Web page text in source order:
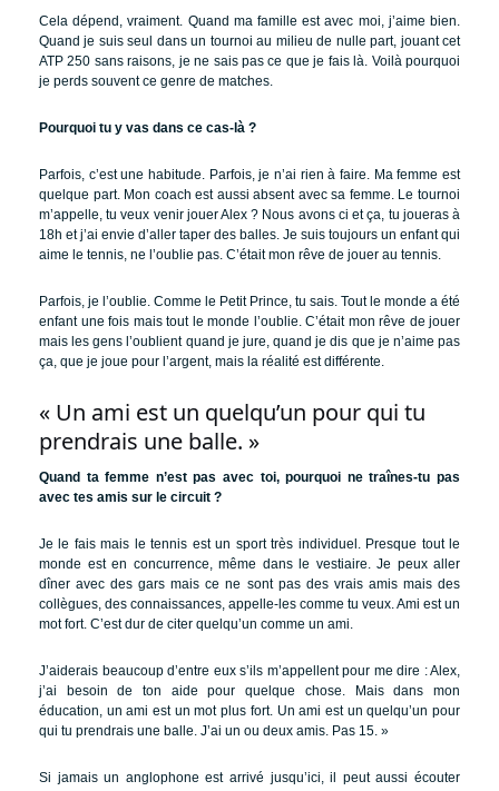
Cela dépend, vraiment. Quand ma famille est avec moi, j’aime bien.
Quand je suis seul dans un tournoi au milieu de nulle part, jouant cet
ATP 250 sans raisons, je ne sais pas ce que je fais là. Voilà pourquoi
je perds souvent ce genre de matches.
Pourquoi tu y vas dans ce cas-là ?
Parfois, c’est une habitude. Parfois, je n’ai rien à faire. Ma femme est
quelque part. Mon coach est aussi absent avec sa femme. Le tournoi
m’appelle, tu veux venir jouer Alex ? Nous avons ci et ça, tu joueras à
18h et j’ai envie d’aller taper des balles. Je suis toujours un enfant qui
aime le tennis, ne l’oublie pas. C’était mon rêve de jouer au tennis.
Parfois, je l’oublie. Comme le Petit Prince, tu sais. Tout le monde a été
enfant une fois mais tout le monde l’oublie. C’était mon rêve de jouer
mais les gens l’oublient quand je jure, quand je dis que je n’aime pas
ça, que je joue pour l’argent, mais la réalité est différente.
« Un ami est un quelqu’un pour qui tu
prendrais une balle. »
Quand ta femme n’est pas avec toi, pourquoi ne traînes-tu pas
avec tes amis sur le circuit ?
Je le fais mais le tennis est un sport très individuel. Presque tout le
monde est en concurrence, même dans le vestiaire. Je peux aller
dîner avec des gars mais ce ne sont pas des vrais amis mais des
collègues, des connaissances, appelle-les comme tu veux. Ami est un
mot fort. C’est dur de citer quelqu’un comme un ami.
J’aiderais beaucoup d’entre eux s’ils m’appellent pour me dire : Alex,
j’ai besoin de ton aide pour quelque chose. Mais dans mon
éducation, un ami est un mot plus fort. Un ami est un quelqu’un pour
qui tu prendrais une balle. J’ai un ou deux amis. Pas 15. »
Si jamais un anglophone est arrivé jusqu’ici, il peut aussi écouter